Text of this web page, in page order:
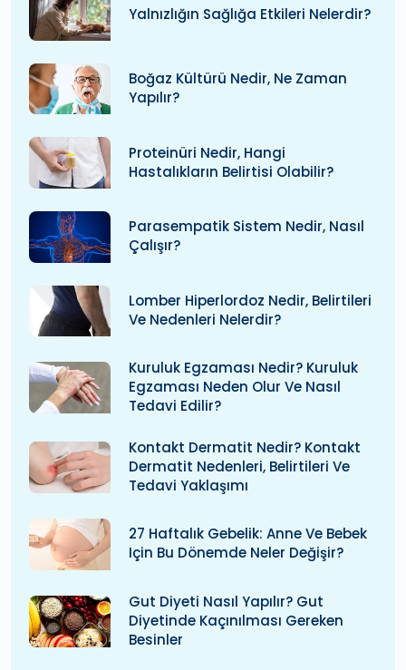
Yalnızlığın Sağlığa Etkileri Nelerdir?
Boğaz Kültürü Nedir, Ne Zaman
Yapılır?
Proteinüri Nedir, Hangi
Hastalıkların Belirtisi Olabilir?
Parasempatik Sistem Nedir, Nasıl
Çalışır?
Lomber Hiperlordoz Nedir, Belirtileri
Ve Nedenleri Nelerdir?
Kuruluk Egzaması Nedir? Kuruluk
Egzaması Neden Olur Ve Nasıl
Tedavi Edilir?
Kontakt Dermatit Nedir? Kontakt
Dermatit Nedenleri, Belirtileri Ve
Tedavi Yaklaşımı
27 Haftalık Gebelik: Anne Ve Bebek
Için Bu Dönemde Neler Değişir?
Gut Diyeti Nasıl Yapılır? Gut
Diyetinde Kaçınılması Gereken
Besinler